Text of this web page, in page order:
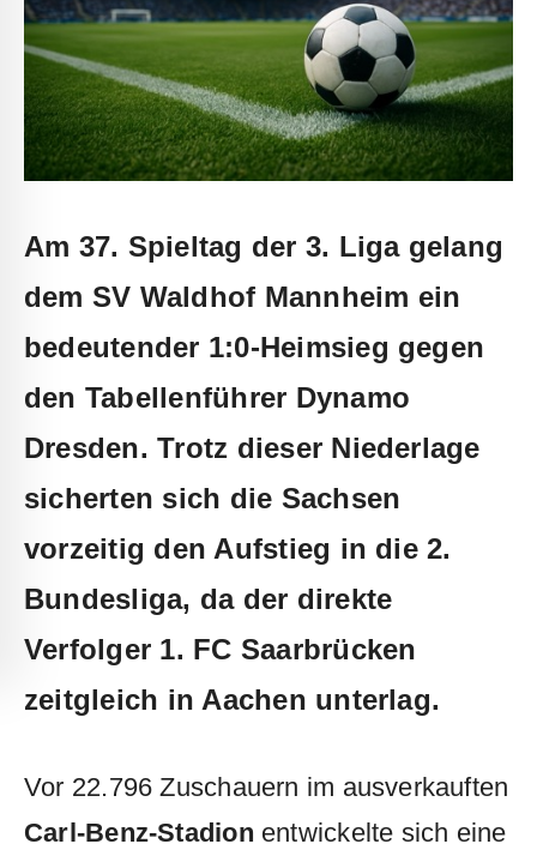
Am 37. Spieltag der 3. Ligagelang
dem SV Waldhof Mannheim ein
bedeutender 1:0-Heimsieg gegen
den Tabellenführer Dynamo
Dresden. Trotz dieser Niederlage
sicherten sich die Sachsen
vorzeitig den Aufstieg in die2.
Bundesliga, da der direkte
Verfolger 1. FC Saarbrücken
zeitgleich in Aachen unterlag.
Vor 22.796 Zuschauern im ausverkauften
Carl-Benz-Stadion entwickelte sich eine